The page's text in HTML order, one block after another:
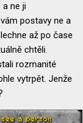
ne ji
postavy ne a
až po čase
chtěli.
rozmanité
vytrpět. Jenže